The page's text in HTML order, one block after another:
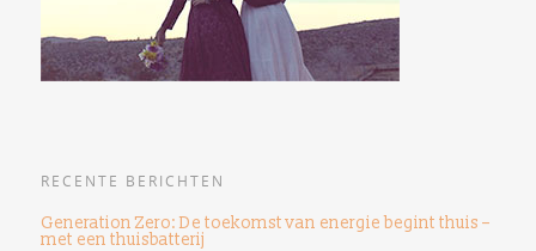
RECENTE BERICHTEN
Generation Zero: De toekomst van energie begint thuis –
met een thuisbatterij